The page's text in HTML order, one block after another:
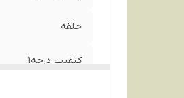
حلقه
کیفیت درجه1